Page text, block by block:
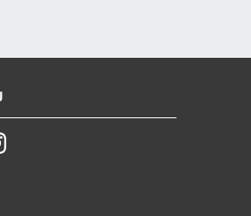
Instagram